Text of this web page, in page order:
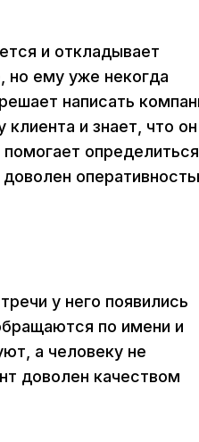
и откладывает
но ему уже некогда
написать
и знает, что он
у него появились
по имени и
а человеку не
доволен качеством